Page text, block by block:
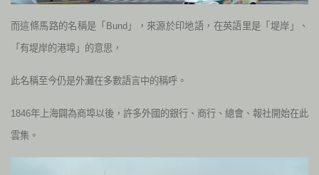
而這條馬路的名稱是「Bund」，來源於印地語，在英語里是「堤岸」、
「有堤岸的港埠」的意思，
此名稱至今仍是外灘在多數語言中的稱呼。
1846年上海闢為商埠以後，許多外國的銀行、商行、總會、報社開始在此
雲集。